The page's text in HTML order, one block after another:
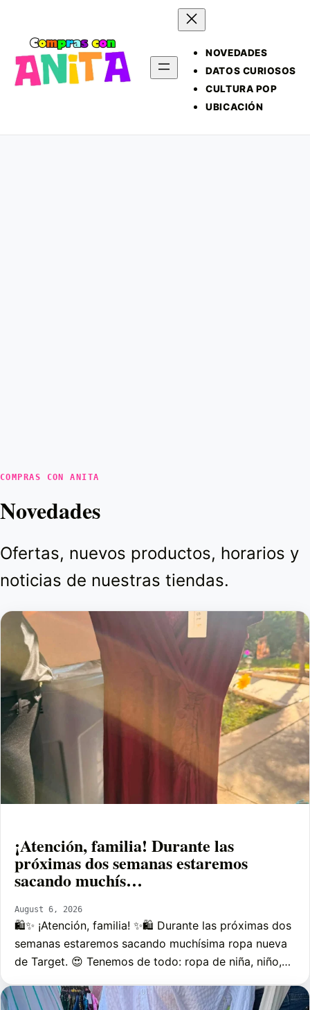
NOVEDADES
DATOS CURIOSOS
CULTURA POP
UBICACIÓN
COMPRAS CON ANITA
Novedades
Ofertas, nuevos productos, horarios y
noticias de nuestras tiendas.
¡Atención, familia! Durante las
próximas dos semanas estaremos
sacando muchís…
August 6, 2026
🛍️✨ ¡Atención, familia! ✨🛍️ Durante las próximas dos
semanas estaremos sacando muchísima ropa nueva
de Target. 😍 Tenemos de todo: ropa de niña, niño,…